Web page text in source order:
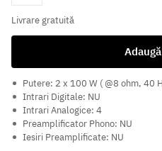
Livrare gratuită
Putere: 2 x 100 W ( @8 ohm, 40
Intrari Digitale: NU
Intrari Analogice: 4
Preamplificator Phono: NU
Iesiri Preamplificate: NU